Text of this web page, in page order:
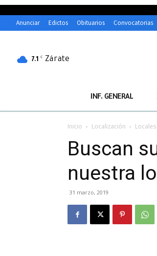
Anunciar Edictos Obituarios Convocatorias
7.1 C Zárate
INF. GENERAL
Inicio Localización Locales
Buscan
nuestra
31 marzo, 2019